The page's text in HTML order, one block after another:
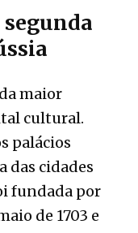
segunda
maior
cultural.
palácios
das cidades
fundada por
de 1703 e